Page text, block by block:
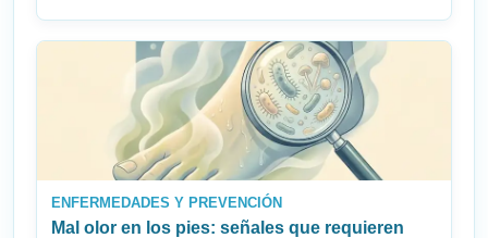
ENFERMEDADES Y PREVENCIÓN
Mal olor en los pies: señales que requieren